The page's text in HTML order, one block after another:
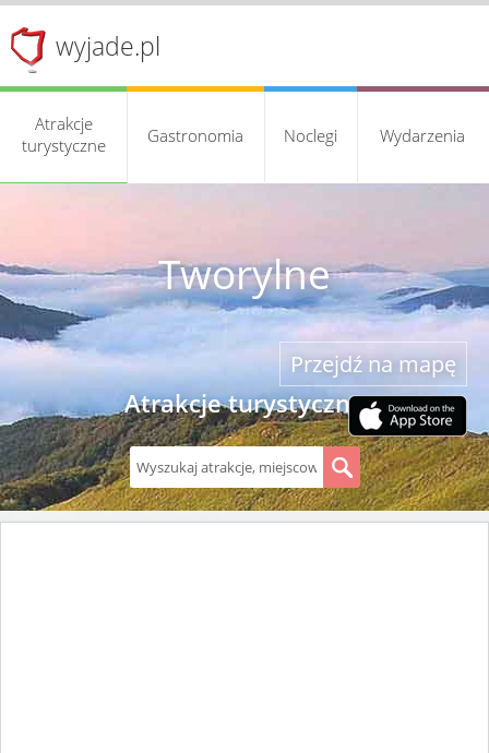
wyjade.pl
Atrakcje
turystyczne
Gastronomia Noclegi Wydarzenia
Tworylne
Atrakcje turystyczne
Przejdź na mapę